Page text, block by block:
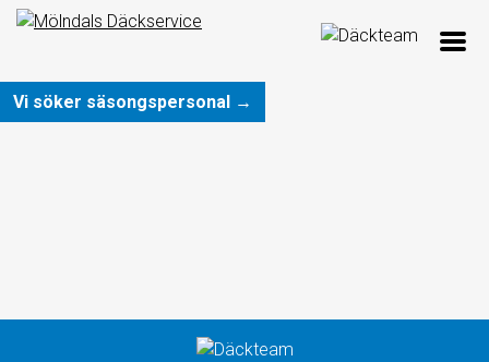
Vi söker säsongspersonal →